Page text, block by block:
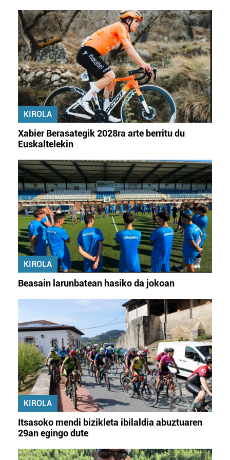
fitxategiak erabiltzen ditu. Zure esperientzia eta
zerbitzuak hobetzeko asmoz, cookie teknologiaz
baliatzen gara. Ohar hau onartuz gero, teknologia hori
erabiltzeko baimen esplizitua ematen diguzu.Gehiago
irakurri
KIROLA
Xabier Berasategik 2028ra arte berritu du
Euskaltelekin
KIROLA
Beasain larunbatean hasiko da jokoan
KIROLA
Itsasoko mendi bizikleta ibilaldia abuztuaren
29an egingo dute